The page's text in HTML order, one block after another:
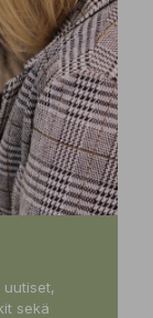
uutiset,
sekä